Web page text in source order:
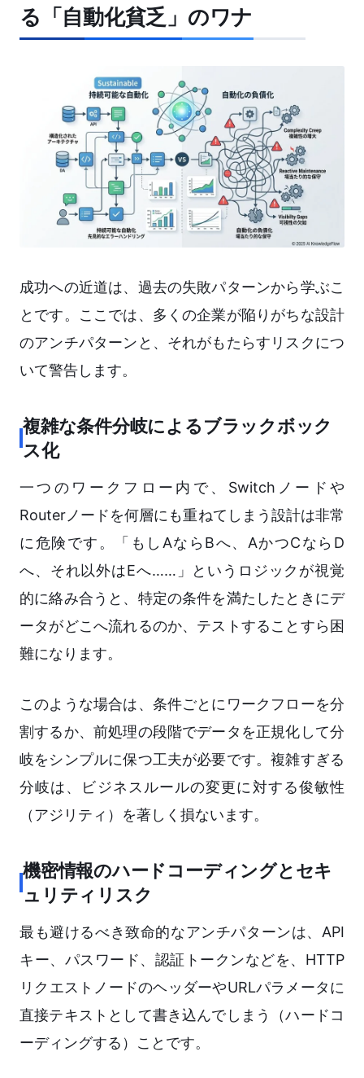
る「自動化貧乏」のワナ
成功への近道は、過去の失敗パターンから学ぶこ
とです。ここでは、多くの企業が陥りがちな設計
のアンチパターンと、それがもたらすリスクにつ
いて警告します。
複雑な条件分岐によるブラックボック
ス化
一つのワークフロー内で、Switchノードや
Routerノードを何層にも重ねてしまう設計は非常
に危険です。「もしAならBへ、AかつCならD
へ、それ以外はEへ……」というロジックが視覚
的に絡み合うと、特定の条件を満たしたときにデ
ータがどこへ流れるのか、テストすることすら困
難になります。
このような場合は、条件ごとにワークフローを分
割するか、前処理の段階でデータを正規化して分
岐をシンプルに保つ工夫が必要です。複雑すぎる
分岐は、ビジネスルールの変更に対する俊敏性
（アジリティ）を著しく損ないます。
機密情報のハードコーディングとセキ
ュリティリスク
最も避けるべき致命的なアンチパターンは、API
キー、パスワード、認証トークンなどを、HTTP
リクエストノードのヘッダーやURLパラメータに
直接テキストとして書き込んでしまう（ハードコ
ーディングする）ことです。